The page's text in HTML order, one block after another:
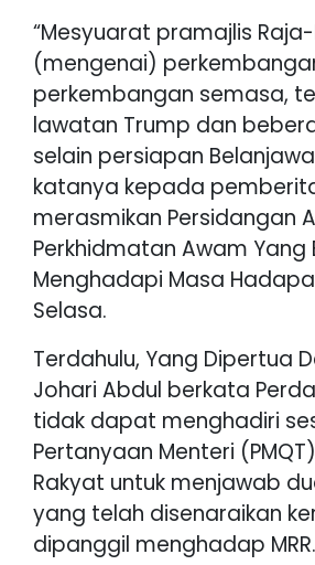
“Mesyuarat pramajlis
(mengenai)
perkembangan semasa,
lawatan Trump dan
selain persiapan
katanya kepada
merasmikan Persidangan
Perkhidmatan Awam Yang
Menghadapi Masa
Selasa.
Terdahulu, Yang Dipertua
Johari Abdul berkata
tidak dapat menghadiri
Pertanyaan Menteri
Rakyat untuk menjawab
yang telah disenaraikan
dipanggil menghadap MRR.